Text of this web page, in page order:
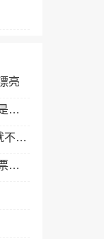
亮
花灯金正明金正明的花灯昆明是个好地方
etc灯会一直亮吗etc亮一下灯就不亮了
梅园中秋灯会梅园中秋灯会门票价格